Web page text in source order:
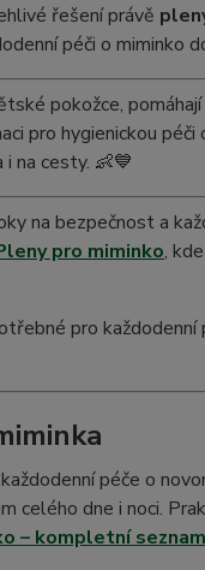
řešení právě
péči o miminko
pokožce,
pro hygienickou
na cesty. 👶💙
na bezpečnost a
pro miminko,
pro každodenní
péče o
celého dne i noci.
– kompletní